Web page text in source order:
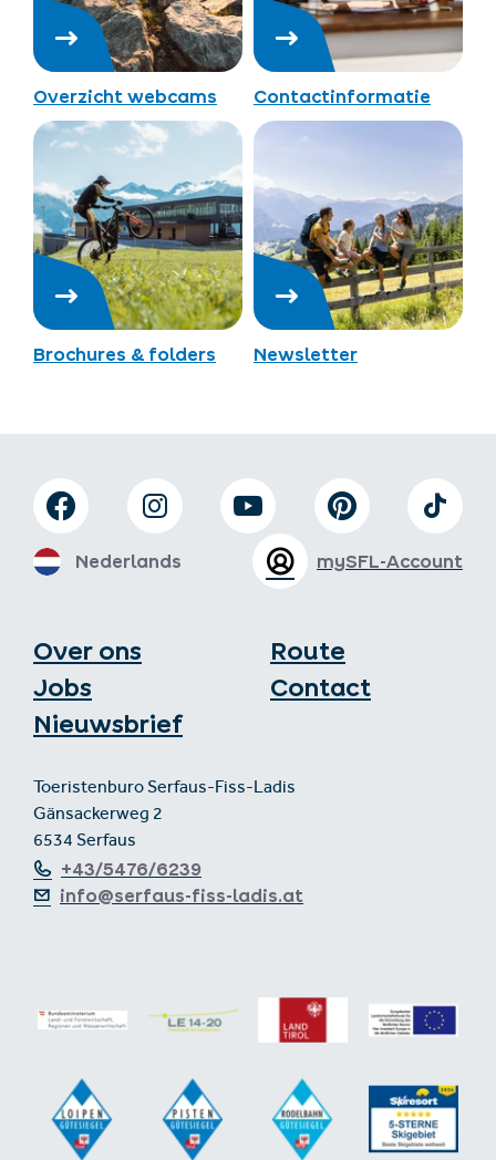
Overzicht webcams Contactinformatie
Brochures & folders Newsletter
Over ons
Jobs
Nieuwsbrief
Route
Contact
Toeristenburo Serfaus-Fiss-Ladis
Gänsackerweg 2
6534 Serfaus
+43/5476/6239
info@serfaus-fiss-ladis.at
mySFL-Account
Nederlands